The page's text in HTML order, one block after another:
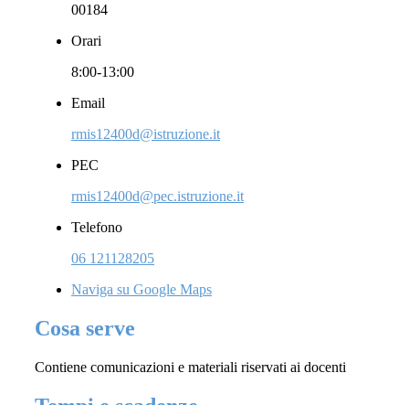
00184
Orari
8:00-13:00
Email
rmis12400d@istruzione.it
PEC
rmis12400d@pec.istruzione.it
Telefono
06 121128205
Naviga su Google Maps
Cosa serve
Contiene comunicazioni e materiali riservati ai docenti